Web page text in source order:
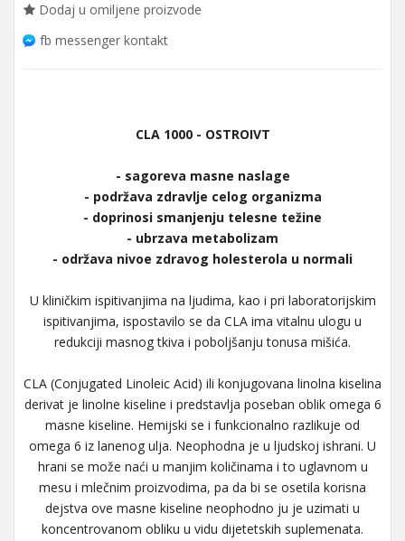
Dodaj u omiljene proizvode
fb messenger kontakt
CLA 1000 - OSTROIVT
- sagoreva masne naslage
- podržava zdravlje celog organizma
- doprinosi smanjenju telesne težine
- ubrzava metabolizam
- održava nivoe zdravog holesterola u normali
U kliničkim ispitivanjima na ljudima, kao i pri laboratorijskim
ispitivanjima, ispostavilo se da CLA ima vitalnu ulogu u
redukciji masnog tkiva i poboljšanju tonusa mišića.
CLA (Conjugated Linoleic Acid) ili konjugovana linolna kiselina
derivat je linolne kiseline i predstavlja poseban oblik omega 6
masne kiseline. Hemijski se i funkcionalno razlikuje od
omega 6 iz lanenog ulja. Neophodna je u ljudskoj ishrani. U
hrani se može naći u manjim količinama i to uglavnom u
mesu i mlečnim proizvodima, pa da bi se osetila korisna
dejstva ove masne kiseline neophodno ju je uzimati u
koncentrovanom obliku u vidu dijetetskih suplemenata.